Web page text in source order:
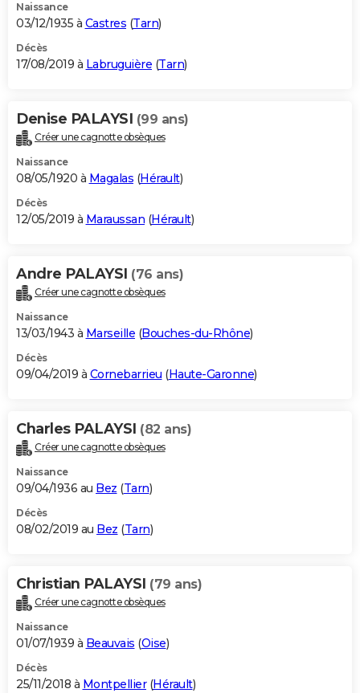
Naissance
03/12/1935 à Castres (Tarn)
Décès
17/08/2019 à Labruguière (Tarn)
Denise PALAYSI (99 ans)
Créer une cagnotte obsèques
Naissance
08/05/1920 à Magalas (Hérault)
Décès
12/05/2019 à Maraussan (Hérault)
Andre PALAYSI (76 ans)
Créer une cagnotte obsèques
Naissance
13/03/1943 à Marseille (Bouches-du-Rhône)
Décès
09/04/2019 à Cornebarrieu (Haute-Garonne)
Charles PALAYSI (82 ans)
Créer une cagnotte obsèques
Naissance
09/04/1936 au Bez (Tarn)
Décès
08/02/2019 au Bez (Tarn)
Christian PALAYSI (79 ans)
Créer une cagnotte obsèques
Naissance
01/07/1939 à Beauvais (Oise)
Décès
25/11/2018 à Montpellier(Hérault)